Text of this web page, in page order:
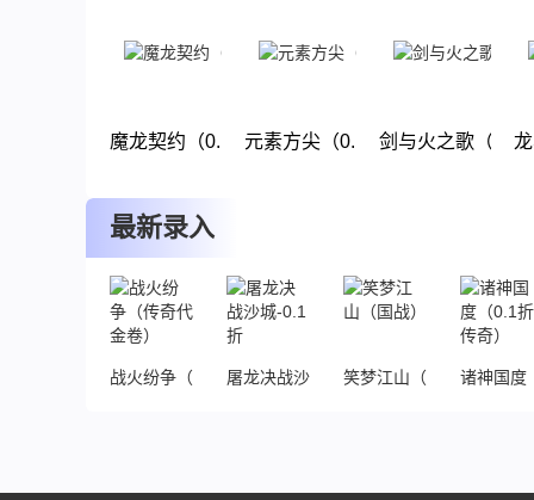
下载 下载 下载
魔龙契约（0.1折）元素方尖（0.1折送万抽闹元宵）
剑与火之歌（0.1
最新录入
战火纷争（传奇代金卷）屠龙决战沙城-0.1折笑梦江山（国战）诸神国度